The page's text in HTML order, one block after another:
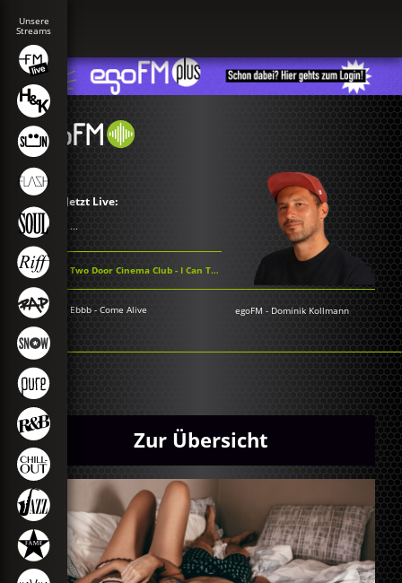
Jetzt Live:
...
Two Door Cinema Club - I Can Talk
Ebbb - Come Alive egoFM - Dominik Kollmann
Zur Übersicht